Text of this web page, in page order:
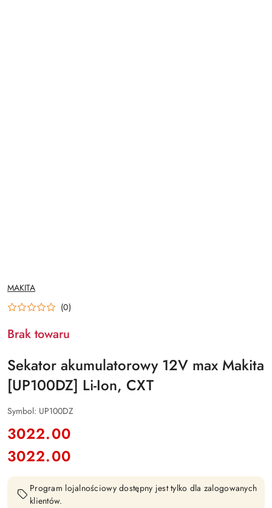
NAZWA
PRODUCENTA:
MAKITA
(0)
Brak towaru
Sekator akumulatorowy 12V max Makita
[UP100DZ] Li-Ion, CXT
Symbol: UP100DZ
cena:
3022.00
Cena:
3022.00
Program lojalnościowy dostępny jest tylko dla zalogowanych
klientów.